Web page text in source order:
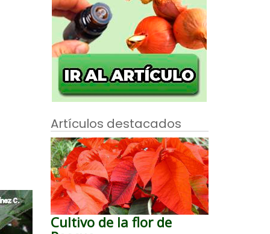
Artículos destacados
Cultivo de la flor de